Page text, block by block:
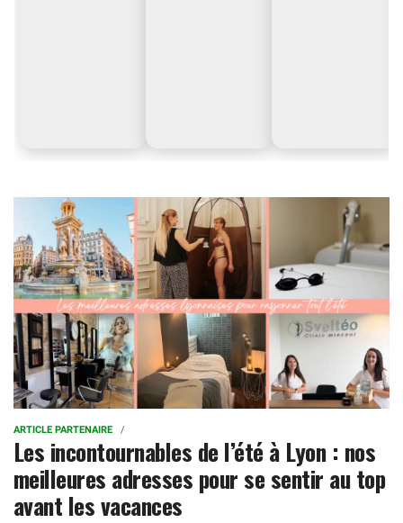
ARTICLE PARTENAIRE
Les incontournables de l’été à Lyon : nos
meilleures adresses pour se sentir au top
avant les vacances